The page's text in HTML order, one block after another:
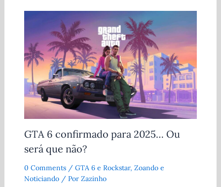
GTA 6 confirmado para 2025… Ou
será que não?
0 Comments / GTA 6 e Rockstar, Zoando e
Noticiando/ Por Zazinho